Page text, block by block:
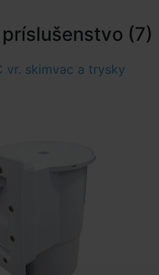
(7)
vr. skimvac a trysky